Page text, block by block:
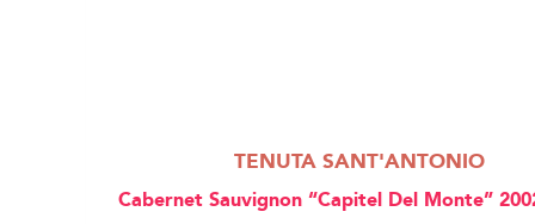
TENUTA SANT'ANTONIO
Cabernet Sauvignon “Capitel Del Monte”